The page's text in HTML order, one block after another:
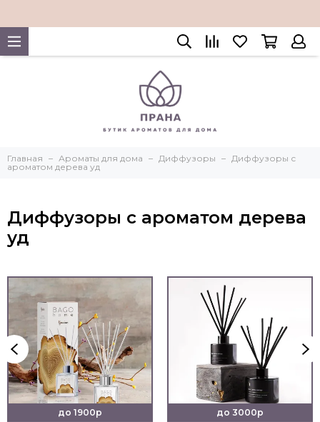
Главная Ароматы для дома Диффузоры
Диффузоры с
ароматом дерева уд
Диффузоры с ароматом дерева
уд
до 1900р до 3000р